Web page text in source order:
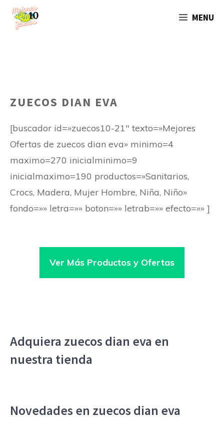
Saltar
MENU
ZUECOS DIAN EVA
[buscador id=»zuecos10-21″ texto=»Mejores
Ofertas de zuecos dian eva» minimo=4
maximo=270 inicialminimo=9
inicialmaximo=190 productos=»Sanitarios,
Crocs, Madera, Mujer Hombre, Niña, Niño»
fondo=»» letra=»» boton=»» letrab=»» efecto=»» ]
Ver Más Productos y Ofertas
Adquiera zuecos dian eva en
nuestra tienda
Novedades en zuecos dian eva